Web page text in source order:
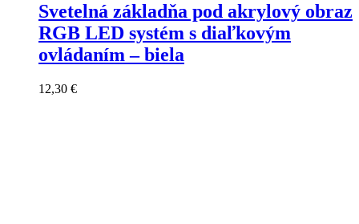
Svetelná základňa pod akrylový obraz
RGB LED systém s diaľkovým
ovládaním – biela
12,30 €